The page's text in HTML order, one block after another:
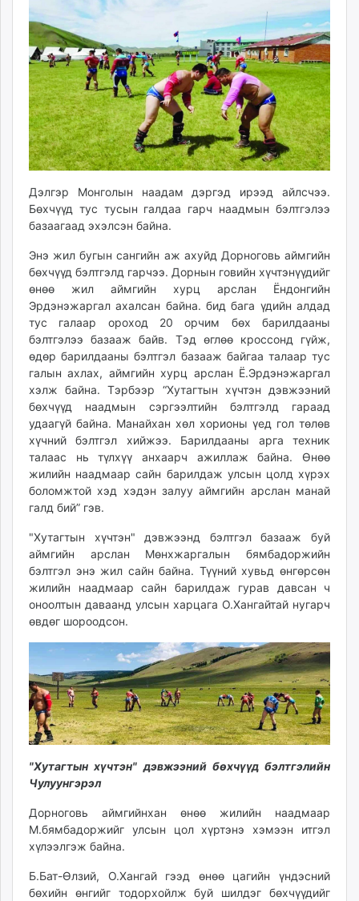
ikon.mn
mnb.mn
Livetv.mn
Eguur.mn
24tsag.mn
shuud.mn
eagle.mn
ergelt.mn
zarig.mn
today.mn
zuv.mn
mminfo.mn
ugluu.mn
urlag.mn
unen.mn
asu.mn
shudarga.mn
shuurhai.mn
unuudur.mn
isee.mn
mglradio.com
fact.mn
itoim.mn
tumen.mn
shuum.mn
times.mn
tvmongolia.mn
mass.mn
unegui.mn
assa.mn
toim.mn
paparazzi.mn
unread.today
Дэлгэр Монголын наадам дэргэд ирээд айлсчээ.
Бөхчүүд тус тусын галдаа гарч наадмын бэлтгэлээ
базаагаад эхэлсэн байна.
Энэ жил бугын сангийн аж ахуйд Дорноговь аймгийн
бөхчүүд бэлтгэлд гарчээ. Дорнын говийн хүчтэнүүдийг
өнөө жил аймгийн хурц арслан Ёндонгийн
Эрдэнэжаргал ахалсан байна. бид бага үдийн алдад
тус галаар ороход 20 орчим бөх барилдааны
бэлтгэлээ базааж байв. Тэд өглөө кроссонд гүйж,
өдөр барилдааны бэлтгэл базааж байгаа талаар тус
галын ахлах, аймгийн хурц арслан Ё.Эрдэнэжаргал
хэлж байна. Тэрбээр “Хутагтын хүчтэн дэвжээний
бөхчүүд наадмын сэргээлтийн бэлтгэлд гараад
удаагүй байна. Манайхан хөл хорионы үед гол төлөв
хүчний бэлтгэл хийжээ. Барилдааны арга техник
талаас нь түлхүү анхаарч ажиллаж байна. Өнөө
жилийн наадмаар сайн барилдаж улсын цолд хүрэх
боломжтой хэд хэдэн залуу аймгийн арслан манай
галд бий” гэв.
"Хутагтын хүчтэн" дэвжээнд бэлтгэл базааж буй
аймгийн арслан Мөнхжаргалын бямбадоржийн
бэлтгэл энэ жил сайн байна. Түүний хувьд өнгөрсөн
жилийн наадмаар сайн барилдаж гурав давсан ч
оноолтын даваанд улсын харцага О.Хангайтай нугарч
өвдөг шороодсон.
"Хутагтын хүчтэн" дэвжээний бөхчүүд бэлтгэлийн
Чулуунгэрэл
Дорноговь аймгийнхан өнөө жилийн наадмаар
М.бямбадоржийг улсын цол хүртэнэ хэмээн итгэл
хүлээлгэж байна.
Б.Бат-Өлзий, О.Хангай гээд өнөө цагийн үндэсний
бөхийн өнгийг тодорхойлж буй шилдэг бөхчүүдийг